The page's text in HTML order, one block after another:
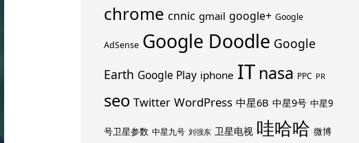
chrome cnnic gmail google+ Google
AdSense Google Doodle Google
Earth Google Play iphone IT nasa PPC PR
seo Twitter WordPress 中星6B 中星9号 中星9
号卫星参数 中星九号 刘强东 卫星电视 哇哈哈 微博